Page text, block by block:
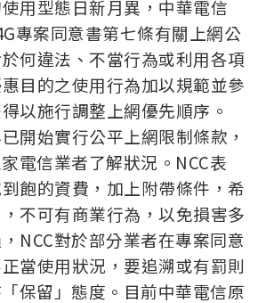
用型態日新月異，中華電信
專案同意書第七條有關上網公
何違法、不當行為或利用各項
目的之使用行為加以規範並參
以施行調整上網優先順序。
開始實行公平上網限制條款，
電信業者了解狀況。NCC表
飽的資費，加上附帶條件，希
不可有商業行為，以免損害多
NCC對於部分業者在專案同意
當使用狀況，要追溯或有罰則
保留」態度。目前中華電信原